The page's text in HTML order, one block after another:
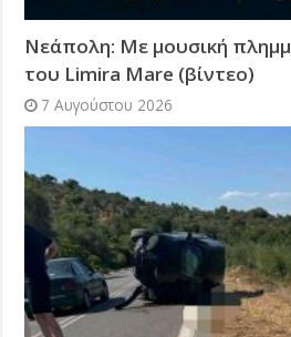
Νεάπολη: Με μουσική
του Limira Mare (βίντεο)
7 Αυγούστου 2026